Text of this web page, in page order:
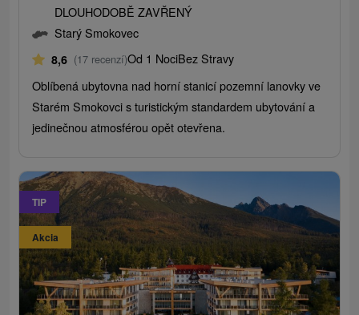
DLOUHODOBĚ ZAVŘENÝ
Starý Smokovec
8,6 (17 recenzí)Od 1 NociBez Stravy
Oblíbená ubytovna nad horní stanicí pozemní lanovky ve
Starém Smokovci s turistickým standardem ubytování a
jedinečnou atmosférou opět otevřena.
TIP
Akcia